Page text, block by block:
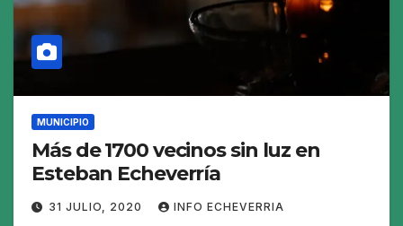
MUNICIPIO
Más de 1700 vecinos sin luz en
Esteban Echeverría
31 JULIO, 2020 INFO ECHEVERRIA